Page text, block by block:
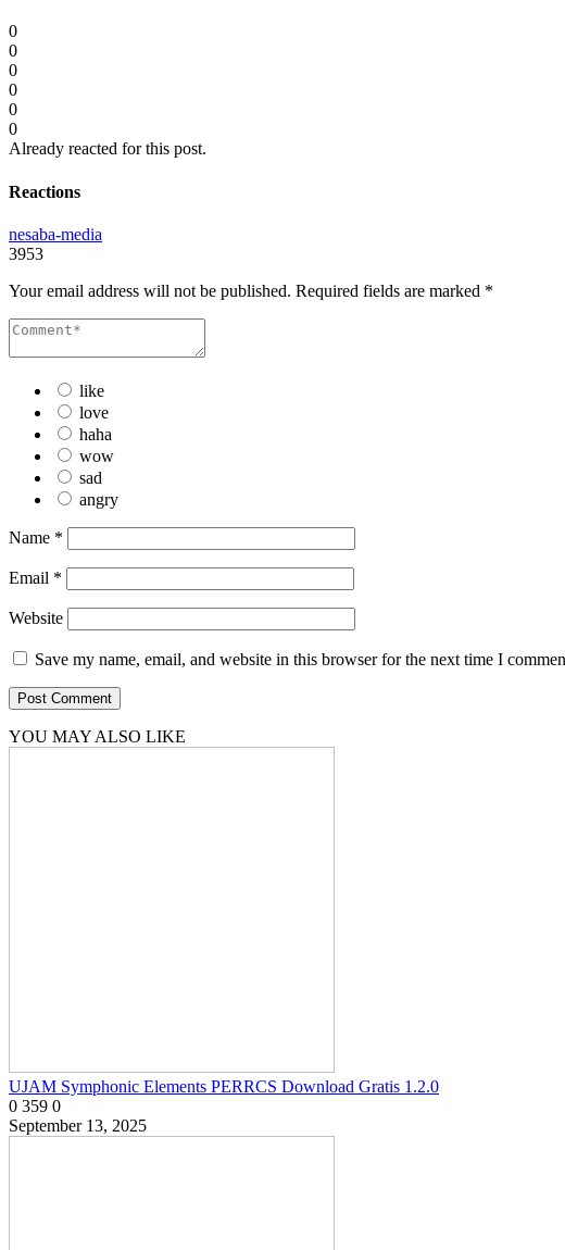
0
0
0
0
0
0
Already reacted for this post.
Reactions
nesaba-media
3953
Your email address will not be published. Required fields are marked *
like
love
haha
wow
sad
angry
Name *
Email *
Website
Save my name, email, and website in this browser for the next time I
YOU MAY ALSO LIKE
UJAM Symphonic Elements PERRCS Download Gratis 1.2.0
0 359 0
September 13, 2025